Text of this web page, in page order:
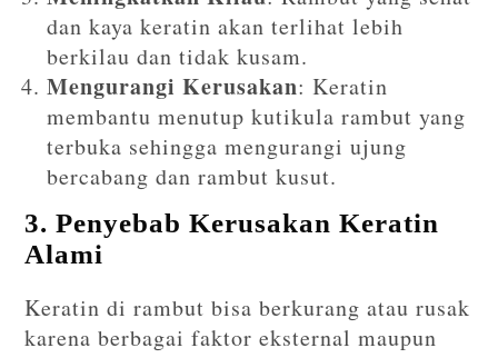
dan kaya keratin akan terlihat lebih
berkilau dan tidak kusam.
Mengurangi Kerusakan: Keratin
membantu menutup kutikula rambut yang
terbuka sehingga mengurangi ujung
bercabang dan rambut kusut.
3. Penyebab Kerusakan Keratin
Alami
Keratin di rambut bisa berkurang atau rusak
karena berbagai faktor eksternal maupun